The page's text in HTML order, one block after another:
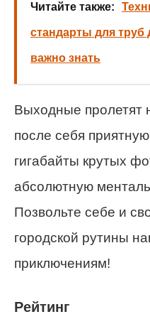
Читайте также:
стандарты для труб
важно знать
Выходные пролетят
после себя
гигабайты крутых
абсолютную
Позвольте себе и
городской рутины
приключениям!
Рейтинг